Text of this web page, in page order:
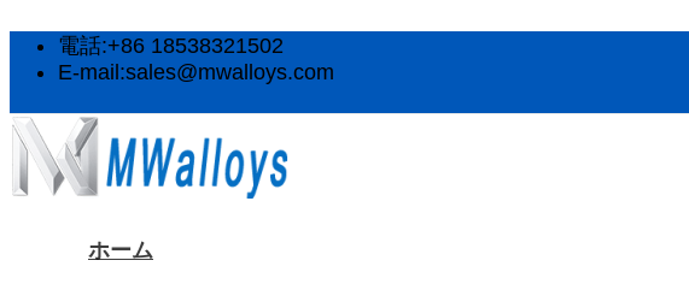
キ
ッ
プ
電話:+86 18538321502
E-mail:sales@mwalloys.com
ホーム
ニ
ュ
ー
ト
グ
ル
ニ
ュ
ー
ト
グ
ル
ニ
ュ
ー
ト
グ
ル
ニ
ュ
ー
ト
グ
ル
ニ
ュ
ー
ト
グ
ル